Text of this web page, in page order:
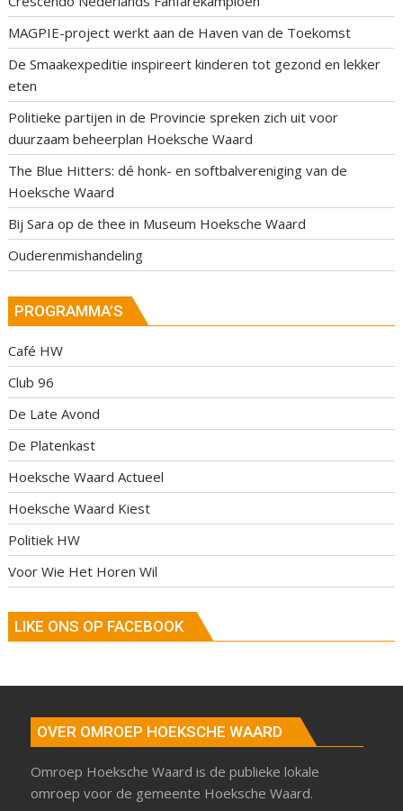
MAGPIE-project werkt aan de Haven van de Toekomst
De Smaakexpeditie inspireert kinderen tot gezond en lekker
eten
Politieke partijen in de Provincie spreken zich uit voor
duurzaam beheerplan Hoeksche Waard
The Blue Hitters: dé honk- en softbalvereniging van de
Hoeksche Waard
Bij Sara op de thee in Museum Hoeksche Waard
Ouderenmishandeling
PROGRAMMA’S
Café HW
Club 96
De Late Avond
De Platenkast
Hoeksche Waard Actueel
Hoeksche Waard Kiest
Politiek HW
Voor Wie Het Horen Wil
LIKE ONS OP FACEBOOK
OVER OMROEP HOEKSCHE WAARD
Omroep Hoeksche Waard is de publieke lokale
omroep voor de gemeente Hoeksche Waard.